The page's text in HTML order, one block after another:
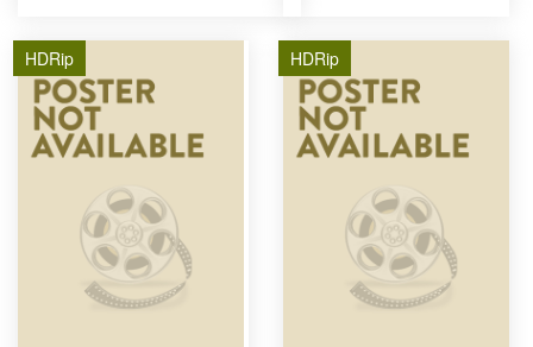
HDRip HDRip